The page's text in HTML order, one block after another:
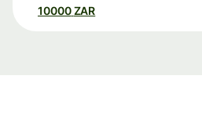
10000 ZAR